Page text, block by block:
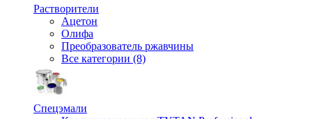
Растворители
Ацетон
Олифа
Преобразователь ржавчины
Все категории (8)
Спецэмали